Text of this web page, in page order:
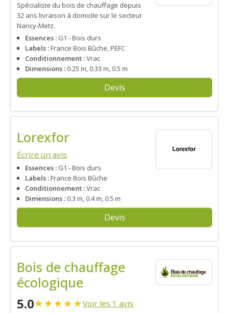
Spécialiste du bois de chauffage depuis
32 ans livraison à domicile sur le secteur
Nancy-Metz.
Essences : G1 - Bois durs
Labels :France Bois Bûche, PEFC
Conditionnement :Vrac
Dimensions : 0.25 m, 0.33 m, 0.5 m
Devis
Lorexfor
Écrire un avis
Essences : G1 - Bois durs
Labels :France Bois Bûche
Conditionnement :Vrac
Dimensions : 0.3 m, 0.4 m, 0.5 m
Devis
Bois de chauffage
écologique
5.0★★★★★Voir les 1 avis